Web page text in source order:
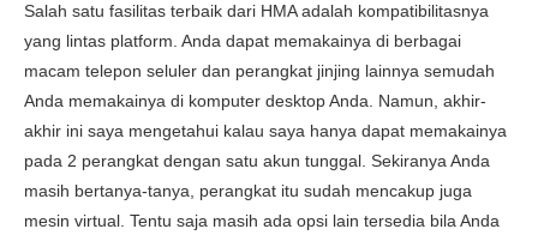
Instalasi dan App 7.0
Keandalan & Dukungan 6.6
Salah satu fasilitas terbaik dari HMA adalah kompatibilitasnya
yang lintas platform. Anda dapat memakainya di berbagai
macam telepon seluler dan perangkat jinjing lainnya semudah
Anda memakainya di komputer desktop Anda. Namun, akhir-
akhir ini saya mengetahui kalau saya hanya dapat memakainya
pada 2 perangkat dengan satu akun tunggal. Sekiranya Anda
masih bertanya-tanya, perangkat itu sudah mencakup juga
mesin virtual. Tentu saja masih ada opsi lain tersedia bila Anda